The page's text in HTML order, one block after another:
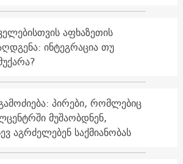
აფხაზეთის
ინტეგრაცია თუ
პირები, რომლებიც
მუშაობდნენ,
აგრძელებენ საქმიანობას